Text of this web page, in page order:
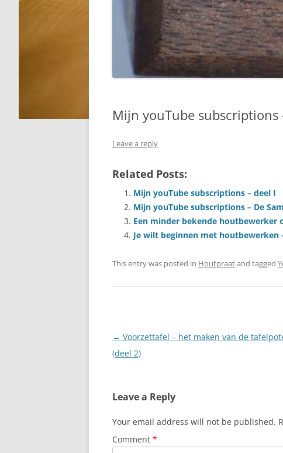
Mijn youTube subscriptions
Leave a reply
Related Posts:
Mijn youTube subscriptions – deel I
Mijn youTube subscriptions – De
Een minder bekende houtbewerker
Je wilt beginnen met houtbewerken
This entry was posted in Houtpraatand tagged
Post
navigation
← Voorzettafel – het maken van de
(deel 2)
Leave a Reply
Your email address will not be published.
Comment *